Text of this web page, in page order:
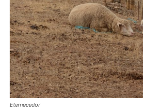
Eternecedor